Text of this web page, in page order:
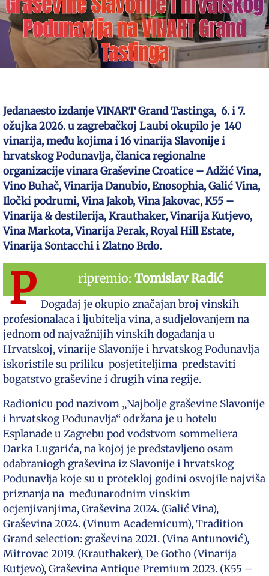
Podunavlja na VINART Grand
Tastinga
Jedanaesto izdanje VINART Grand Tastinga, 6. i 7.
ožujka 2026. u zagrebačkoj Laubi okupilo je 140
vinarija, među kojima i 16 vinarija Slavonije i
hrvatskog Podunavlja, članica regionalne
organizacije vinara Graševine Croatice – Adžić Vina,
Vino Buhač, Vinarija Danubio, Enosophia, Galić Vina,
Iločki podrumi, Vina Jakob, Vina Jakovac, K55 –
Vinarija & destilerija, Krauthaker, Vinarija Kutjevo,
Vina Markota, Vinarija Perak, Royal Hill Estate,
Vinarija Sontacchi i Zlatno Brdo.
P ripremio: Tomislav Radić
Događaj je okupio značajan broj vinskih
profesionalaca i ljubitelja vina, a sudjelovanjem na
jednom od najvažnijih vinskih događanja u
Hrvatskoj, vinarije Slavonije i hrvatskog Podunavlja
iskoristile su priliku posjetiteljima predstaviti
bogatstvo graševine i drugih vina regije.
Radionicu pod nazivom „Najbolje graševine Slavonije
i hrvatskog Podunavlja“ održana je u hotelu
Esplanade u Zagrebu pod vodstvom sommeliera
Darka Lugarića, na kojoj je predstavljeno osam
odabraniogh graševina iz Slavonije i hrvatskog
Podunavlja koje su u protekloj godini osvojile najviša
priznanja na međunarodnim vinskim
ocjenjivanjima, Graševina 2024. (Galić Vina),
Graševina 2024. (Vinum Academicum), Tradition
Grand selection: graševina 2021. (Vina Antunović),
Mitrovac 2019. (Krauthaker), De Gotho (Vinarija
Kutjevo), Graševina Antique Premium 2023. (K55 –